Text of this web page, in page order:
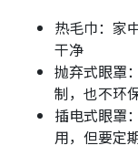
热毛巾：家
干净
抛弃式眼罩
制，也不环
插电式眼罩
用，但要定